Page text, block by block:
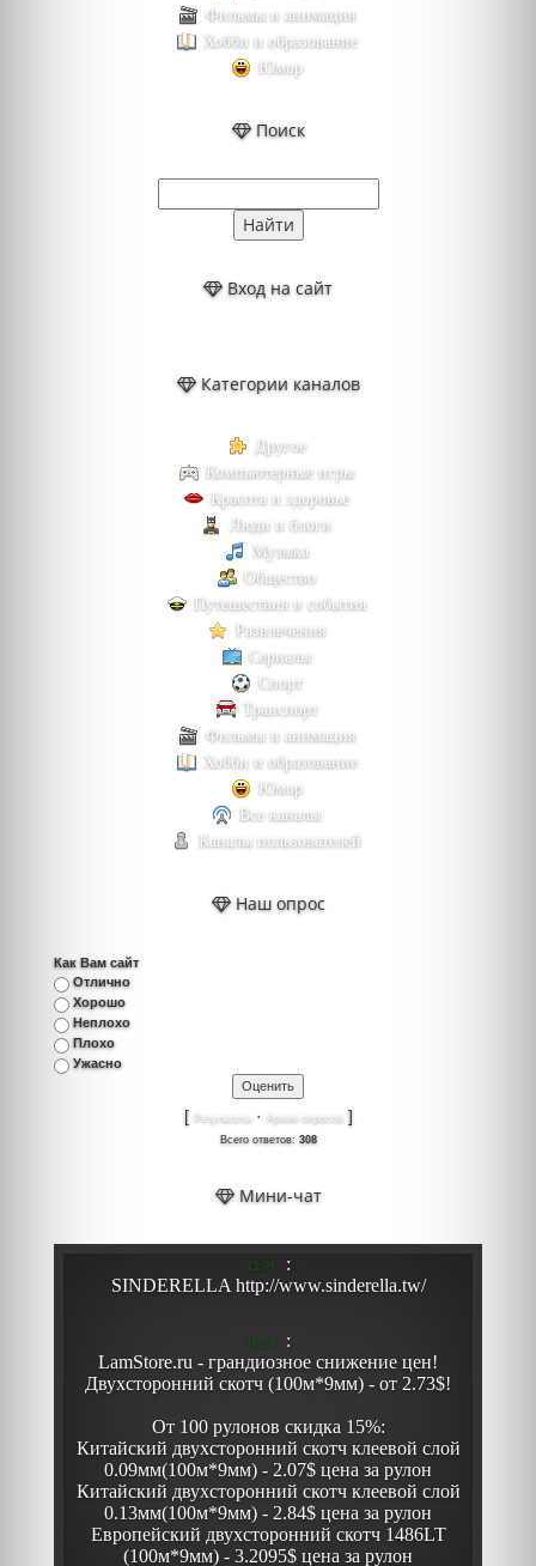
Фильмы и анимация
Хобби и образование
Юмор
Поиск
Вход на сайт
Категории каналов
Другое
Компьютерные игры
Красота и здоровье
Люди и блоги
Музыка
Общество
Путешествия и события
Развлечения
Сериалы
Спорт
Транспорт
Фильмы и анимация
Хобби и образование
Юмор
Все каналы
Каналы пользователей
Наш опрос
Как Вам сайт
Отлично
Хорошо
Неплохо
Плохо
Ужасно
[ Результаты · Архив опросов]
Всего ответов: 308
Мини-чат